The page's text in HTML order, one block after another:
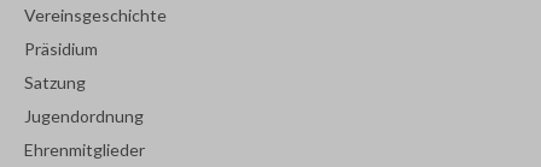
Vereinsgeschichte
Präsidium
Satzung
Jugendordnung
Ehrenmitglieder